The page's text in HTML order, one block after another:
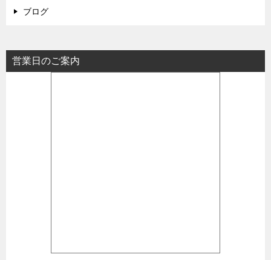
ブログ
営業日のご案内